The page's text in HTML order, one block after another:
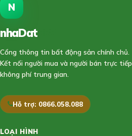
N
nhaDat
Cổng thông tin bất động sản chính chủ.
Kết nối người mua và người bán trực tiếp,
không phí trung gian.
Hỗ trợ: 0866.058.088
LOẠI HÌNH